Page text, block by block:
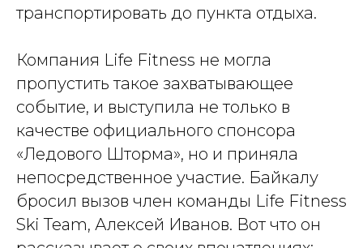
транспортировать до пункта отдыха.
Компания Life Fitness не могла
пропустить такое захватывающее
событие, и выступила не только в
качестве официального спонсора
«Ледового Шторма», но и приняла
непосредственное участие. Байкалу
бросил вызов член команды Life Fitness
Ski Team, Алексей Иванов. Вот что он